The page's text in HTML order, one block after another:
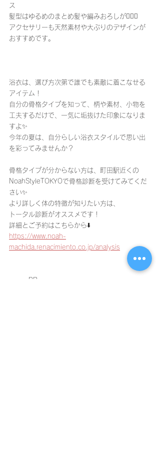
ス
髪型はゆるめのまとめ髪や編みおろしが🙆🏻‍♀️
アクセサリーも天然素材や大ぶりのデザインが
おすすめです。
浴衣は、選び方次第で誰でも素敵に着こなせる
アイテム！
自分の骨格タイプを知って、柄や素材、小物を
工夫するだけで、一気に垢抜けた印象になりま
すよ✨️
今年の夏は、自分らしい浴衣スタイルで思い出
を彩ってみませんか？
骨格タイプが分からない方は、町田駅近くの
NoahStyleTOKYOで骨格診断を受けてみてくだ
さい✨
より詳しく体の特徴が知りたい方は、
トータル診断がオススメです！
詳細とご予約はこちらから⬇️
https://www.noah-
machida.renacimiento.co.jp/analysis
〜〜〜PR〜〜〜